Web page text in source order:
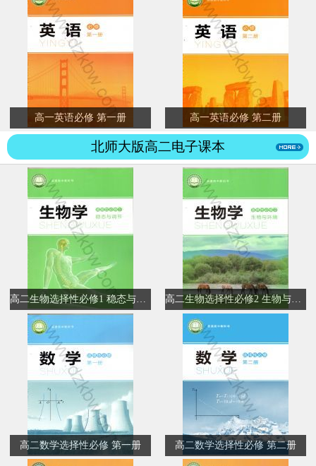
高一英语必修 第一册 高一英语必修 第二册
北师大版高二电子课本
高二生物选择性必修1 稳态与调节 高二生物选择性必修2 生物与环境
高二数学选择性必修 第一册 高二数学选择性必修 第二册